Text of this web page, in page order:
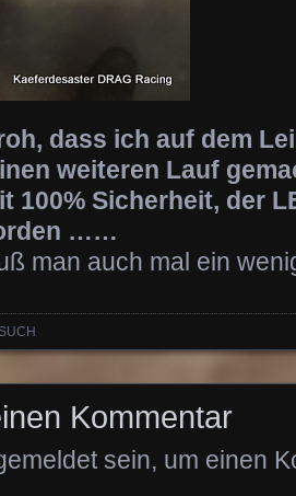
dass ich auf dem
weiteren Lauf
100% Sicherheit, der
……
man auch mal ein
Kommentar
sein, um einen